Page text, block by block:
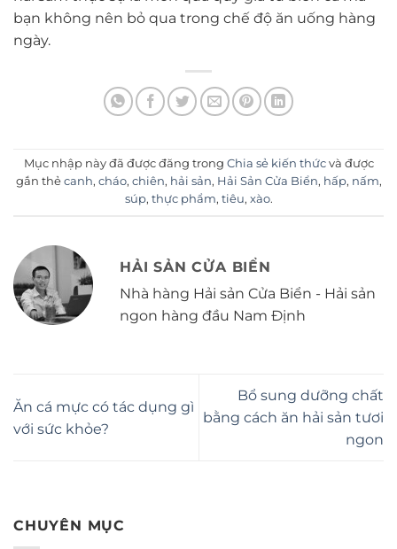
bạn không nên bỏ qua trong chế độ ăn uống hàng
ngày.
Mục nhập này đã được đăng trong Chia sẻ kiến thứcvà được
gắn thẻ canh, cháo, chiên, hải sản, Hải Sản Cửa Biển, hấp, nấm,
súp, thực phẩm, tiêu, xào.
HẢI SẢN CỬA BIỂN
Nhà hàng Hải sản Cửa Biển - Hải sản
ngon hàng đầu Nam Định
Ăn cá mực có tác dụng gì
với sức khỏe?
Bổ sung dưỡng chất
bằng cách ăn hải sản tươi
ngon
CHUYÊN MỤC